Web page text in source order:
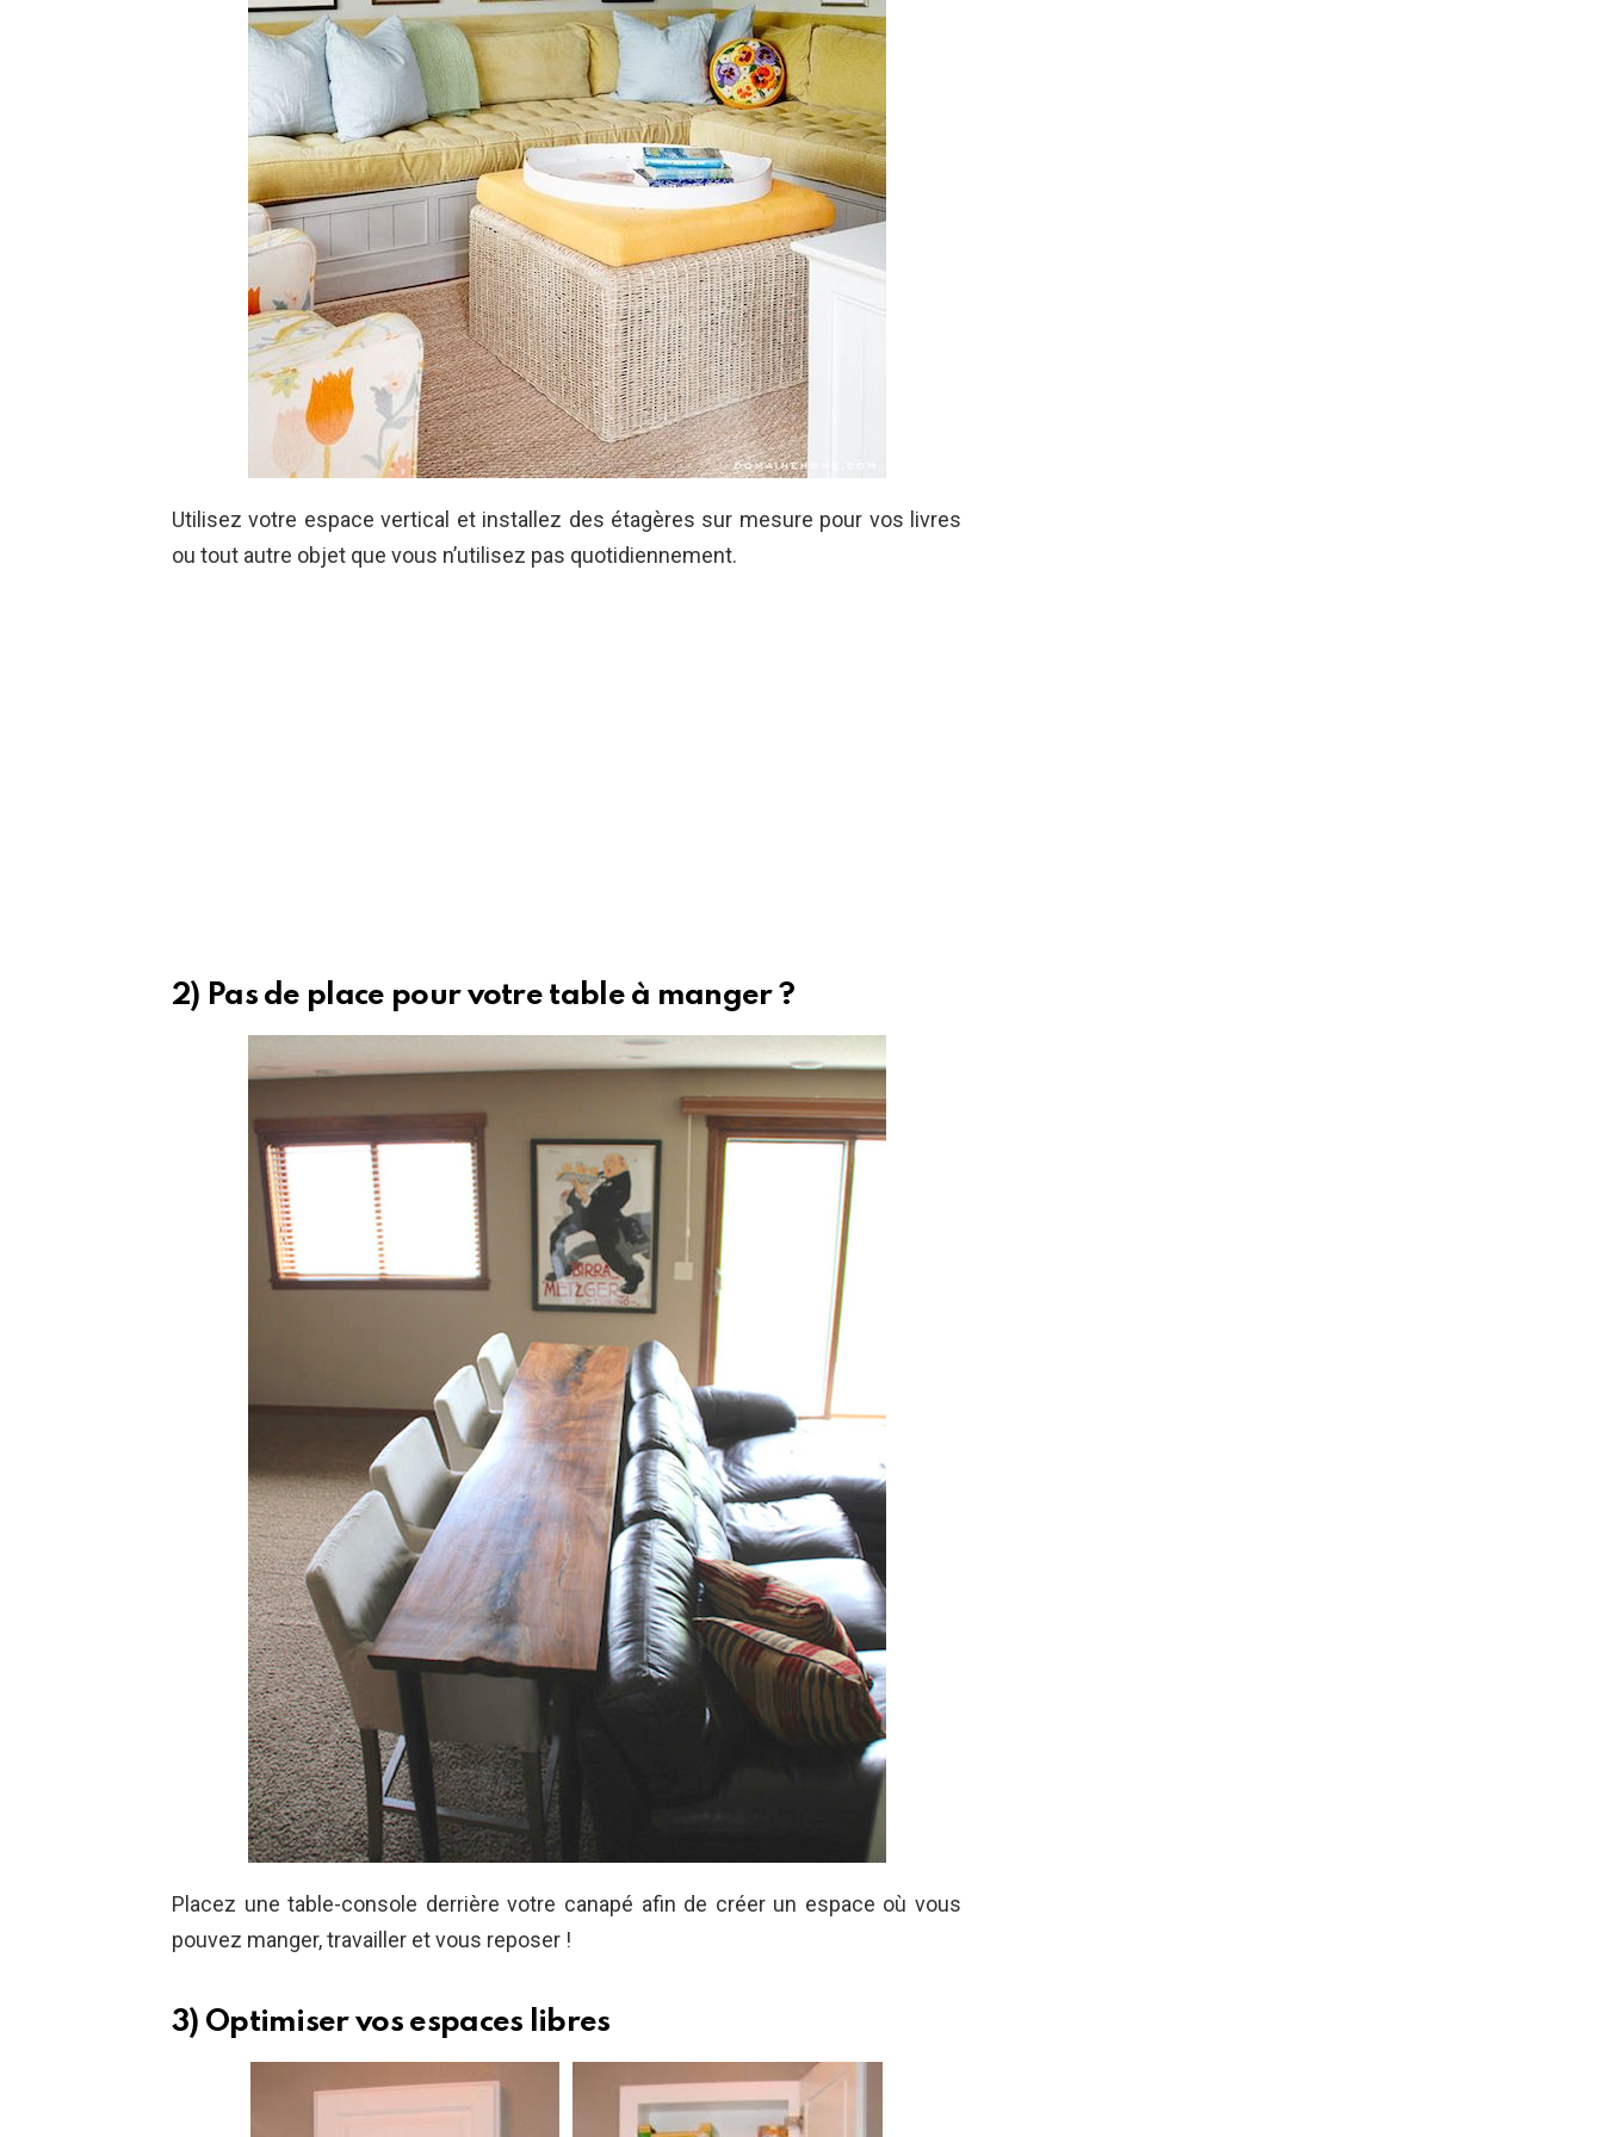
Utilisez votre espace vertical et installez des étagères sur mesure pour vos livres
ou tout autre objet que vous n’utilisez pas quotidiennement.
2) Pas de place pour votre table à manger ?
Placez une table-console derrière votre canapé afin de créer un espace où vous
pouvez manger, travailler et vous reposer !
3) Optimiser vos espaces libres